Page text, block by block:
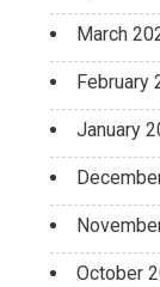
March
February
January
October